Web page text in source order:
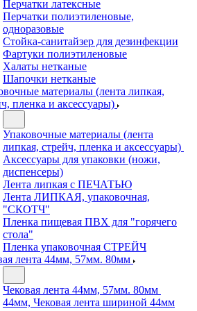
Перчатки латексные
Перчатки полиэтиленовые,
одноразовые
Стойка-санитайзер для дезинфекции
Фартуки полиэтиленовые
Халаты нетканые
Шапочки нетканые
материалы (лента липкая,
пленка и аксессуары)
Упаковочные материалы (лента
липкая, стрейч, пленка и аксессуары)
Аксессуары для упаковки (ножи,
диспенсеры)
Лента липкая с ПЕЧАТЬЮ
Лента ЛИПКАЯ, упаковочная,
"СКОТЧ"
Пленка пищевая ПВХ для "горячего
стола"
Пленка упаковочная СТРЕЙЧ
лента 44мм, 57мм. 80мм
Чековая лента 44мм, 57мм. 80мм
44мм, Чековая лента шириной 44мм